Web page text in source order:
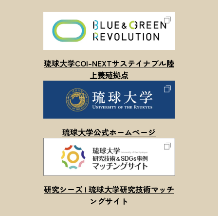
琉球⼤学COI-NEXTサステイナブル陸
上養殖拠点
琉球⼤学公式ホームページ
研究シーズ | 琉球⼤学研究技術マッチ
ングサイト